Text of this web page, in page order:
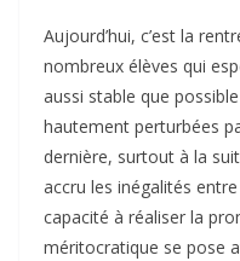
Aujourd’hui, c’est la
nombreux élèves qui
aussi stable que
hautement perturbées
dernière, surtout à la
accru les inégalités
capacité à réaliser la
méritocratique se pose